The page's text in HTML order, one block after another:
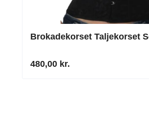
Brokadekorset Taljekorset
480,00 kr.